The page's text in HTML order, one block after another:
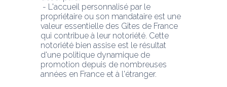
propriétaire ou son mandataire est une
valeur essentielle des Gîtes de France
qui contribue à leur notoriété. Cette
notoriété bien assise est le résultat
d'une politique dynamique de
promotion depuis de nombreuses
années en France et à l'étranger.